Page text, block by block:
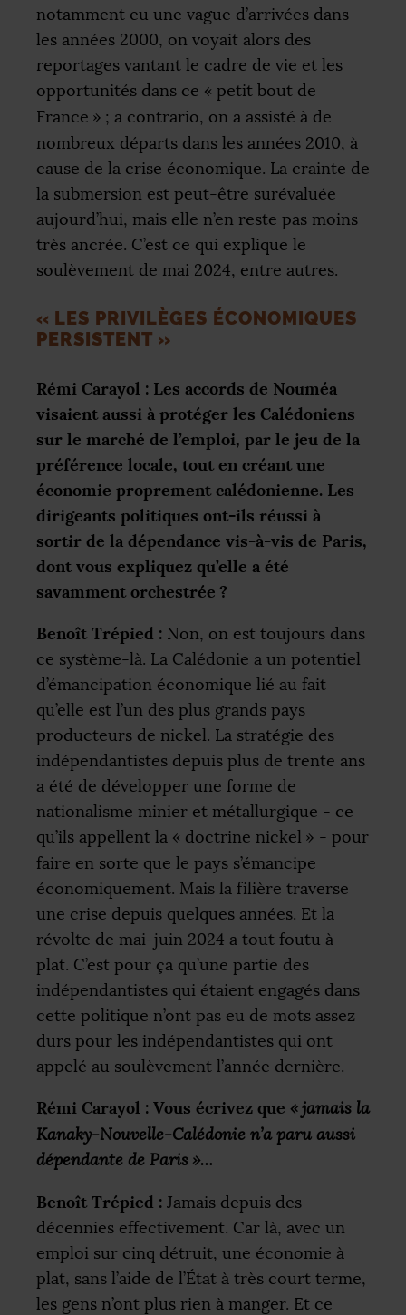
notamment eu une vague d’arrivées dans
les années 2000, on voyait alors des
reportages vantant le cadre de vie et les
opportunités dans ce « petit bout de
France » ; a contrario, on a assisté à de
nombreux départs dans les années 2010, à
cause de la crise économique. La crainte de
la submersion est peut-être surévaluée
aujourd’hui, mais elle n’en reste pas moins
très ancrée. C’est ce qui explique le
soulèvement de mai 2024, entre autres.
« LES PRIVILÈGES ÉCONOMIQUES
PERSISTENT »
Rémi Carayol : Les accords de Nouméa
visaient aussi à protéger les Calédoniens
sur le marché de l’emploi, par le jeu de la
préférence locale, tout en créant une
économie proprement calédonienne. Les
dirigeants politiques ont-ils réussi à
sortir de la dépendance vis-à-vis de Paris,
dont vous expliquez qu’elle a été
savamment orchestrée ?
Benoît Trépied : Non, on est toujours dans
ce système-là. La Calédonie a un potentiel
d’émancipation économique lié au fait
qu’elle est l’un des plus grands pays
producteurs de nickel. La stratégie des
indépendantistes depuis plus de trente ans
a été de développer une forme de
nationalisme minier et métallurgique - ce
qu’ils appellent la « doctrine nickel » - pour
faire en sorte que le pays s’émancipe
économiquement. Mais la filière traverse
une crise depuis quelques années. Et la
révolte de mai-juin 2024 a tout foutu à
plat. C’est pour ça qu’une partie des
indépendantistes qui étaient engagés dans
cette politique n’ont pas eu de mots assez
durs pour les indépendantistes qui ont
appelé au soulèvement l’année dernière.
Rémi Carayol : Vous écrivez que «jamais la
Kanaky-Nouvelle-Calédonie n’a paru aussi
dépendante de Paris »…
Benoît Trépied : Jamais depuis des
décennies effectivement. Car là, avec un
emploi sur cinq détruit, une économie à
plat, sans l’aide de l’État à très court terme,
les gens n’ont plus rien à manger. Et ce